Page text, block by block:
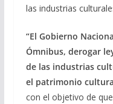
las industrias
“El Gobierno
Ómnibus, derogar
de las industrias
el patrimonio
con el objetivo de